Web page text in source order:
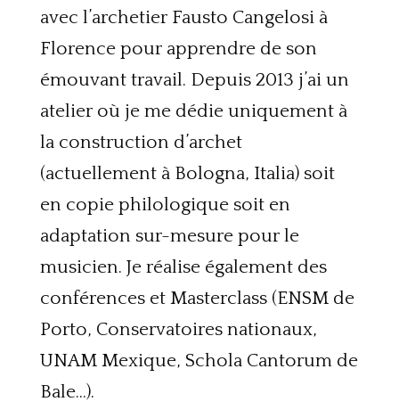
avec l’archetier Fausto Cangelosi à
Florence pour apprendre de son
émouvant travail. Depuis 2013 j’ai un
atelier où je me dédie uniquement à
la construction d’archet
(actuellement à Bologna, Italia) soit
en copie philologique soit en
adaptation sur-mesure pour le
musicien. Je réalise également des
conférences et Masterclass (ENSM de
Porto, Conservatoires nationaux,
UNAM Mexique, Schola Cantorum de
Bale…).